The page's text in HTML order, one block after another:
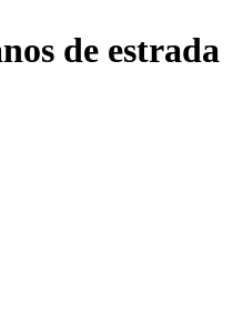
de estrada